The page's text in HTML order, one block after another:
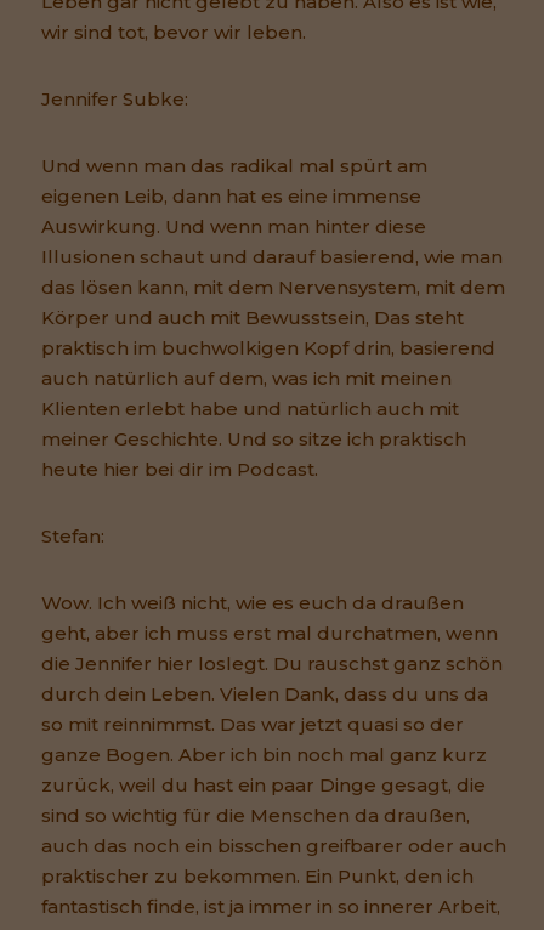
wir sind tot, bevor wir leben.
Jennifer Subke:
Und wenn man das radikal mal spürt am
eigenen Leib, dann hat es eine immense
Auswirkung. Und wenn man hinter diese
Illusionen schaut und darauf basierend, wie man
das lösen kann, mit dem Nervensystem, mit dem
Körper und auch mit Bewusstsein, Das steht
praktisch im buchwolkigen Kopf drin, basierend
auch natürlich auf dem, was ich mit meinen
Klienten erlebt habe und natürlich auch mit
meiner Geschichte. Und so sitze ich praktisch
heute hier bei dir im Podcast.
Stefan:
Wow. Ich weiß nicht, wie es euch da draußen
geht, aber ich muss erst mal durchatmen, wenn
die Jennifer hier loslegt. Du rauschst ganz schön
durch dein Leben. Vielen Dank, dass du uns da
so mit reinnimmst. Das war jetzt quasi so der
ganze Bogen. Aber ich bin noch mal ganz kurz
zurück, weil du hast ein paar Dinge gesagt, die
sind so wichtig für die Menschen da draußen,
auch das noch ein bisschen greifbarer oder auch
praktischer zu bekommen. Ein Punkt, den ich
fantastisch finde, ist ja immer in so innerer Arbeit,